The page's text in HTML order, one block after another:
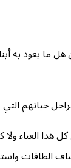
ليلتحق بالحضانة، ثم المدرسة
حياتهم
هذا العناء
الطاقات